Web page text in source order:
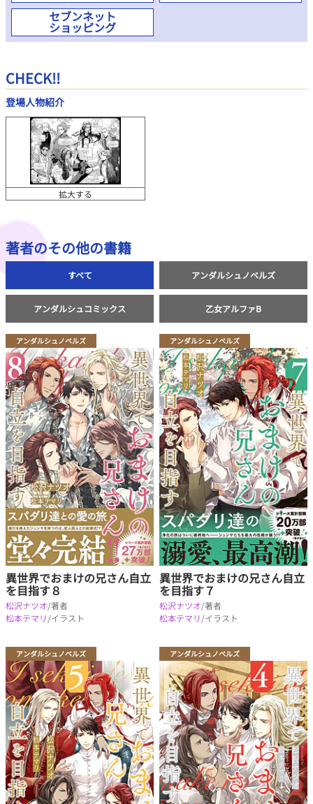
セブンネット
ショッピング
CHECK!!
登場人物紹介
拡大する
著者のその他の書籍
すべて アンダルシュノベルズ
アンダルシュコミックス 乙女アルファB
アンダルシュノベルズ
異世界でおまけの兄さん自立
を目指す８
松沢ナツオ/著者
松本テマリ/イラスト
アンダルシュノベルズ
異世界でおまけの兄さん自立
を目指す７
松沢ナツオ/著者
松本テマリ/イラスト
アンダルシュノベルズ アンダルシュノベルズ